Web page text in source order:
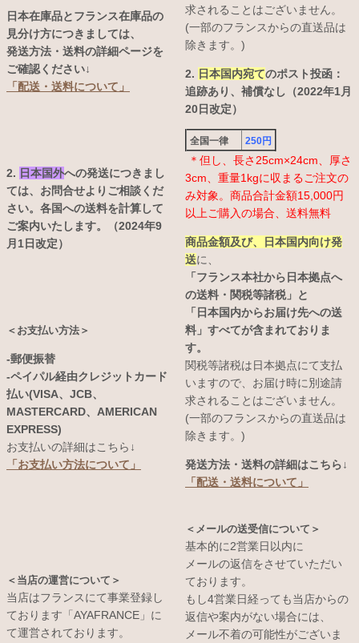
日本在庫品とフランス在庫品の
見分け方につきましては、
発送方法・送料の詳細ページを
ご確認ください↓
「配送・送料について」
2. 日本国外への発送につきまし
ては、お問合せよりご相談くだ
さい。各国への送料を計算して
ご案内いたします。（2024年9
月1日改定）
＜お支払い方法＞
-郵便振替
-ペイパル経由クレジットカード
払い(VISA、JCB、
MASTERCARD、AMERICAN
EXPRESS)
お支払いの詳細はこちら↓
「お支払い方法について」
＜当店の運営について＞
当店はフランスにて事業登録し
ております「AYAFRANCE」に
て運営されております。
求されることはございません。
(一部のフランスからの直送品は
除きます。)
2. 日本国内宛てのポスト投函：
追跡あり、補償なし（2022年1月
20日改定）
全国一律 250円
＊但し、長さ25cm×24cm、厚さ
3cm、重量1kgに収まるご注文の
み対象。商品合計金額15,000円
以上ご購入の場合、送料無料
商品金額及び、日本国内向け発
送に、
「フランス本社から日本拠点へ
の送料・関税等諸税」と
「日本国内からお届け先への送
料」すべてが含まれておりま
す。
関税等諸税は日本拠点にて支払
いますので、お届け時に別途請
求されることはございません。
(一部のフランスからの直送品は
除きます。)
発送方法・送料の詳細はこちら↓
「配送・送料について」
＜メールの送受信について＞
基本的に2営業日以内に
メールの返信をさせていただい
ております。
もし4営業日経っても当店からの
返信や案内がない場合には、
メール不着の可能性がございま